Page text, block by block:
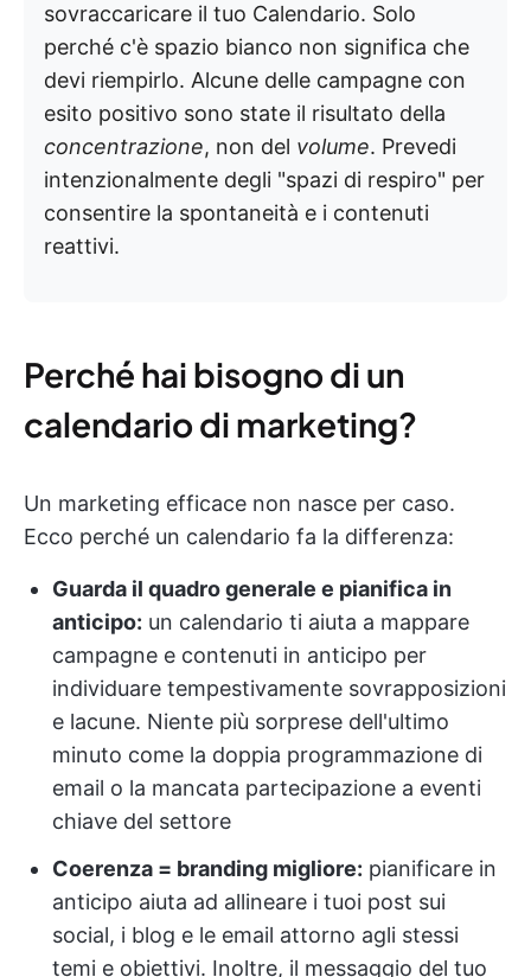
sovraccaricare il tuo Calendario. Solo
perché c'è spazio bianco non significa che
devi riempirlo. Alcune delle campagne con
esito positivo sono state il risultato della
concentrazione, non del volume. Prevedi
intenzionalmente degli "spazi di respiro" per
consentire la spontaneità e i contenuti
reattivi.
Perché hai bisogno di un
calendario di marketing?
Un marketing efficace non nasce per caso.
Ecco perché un calendario fa la differenza:
Guarda il quadro generale e pianifica in
anticipo: un calendario ti aiuta a mappare
campagne e contenuti in anticipo per
individuare tempestivamente sovrapposizioni
e lacune. Niente più sorprese dell'ultimo
minuto come la doppia programmazione di
email o la mancata partecipazione a eventi
chiave del settore
Coerenza = branding migliore: pianificare in
anticipo aiuta ad allineare i tuoi post sui
social, i blog e le email attorno agli stessi
temi e obiettivi. Inoltre, il messaggio del tuo